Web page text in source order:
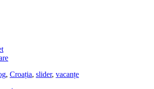
, Croația, slider, vacanțe